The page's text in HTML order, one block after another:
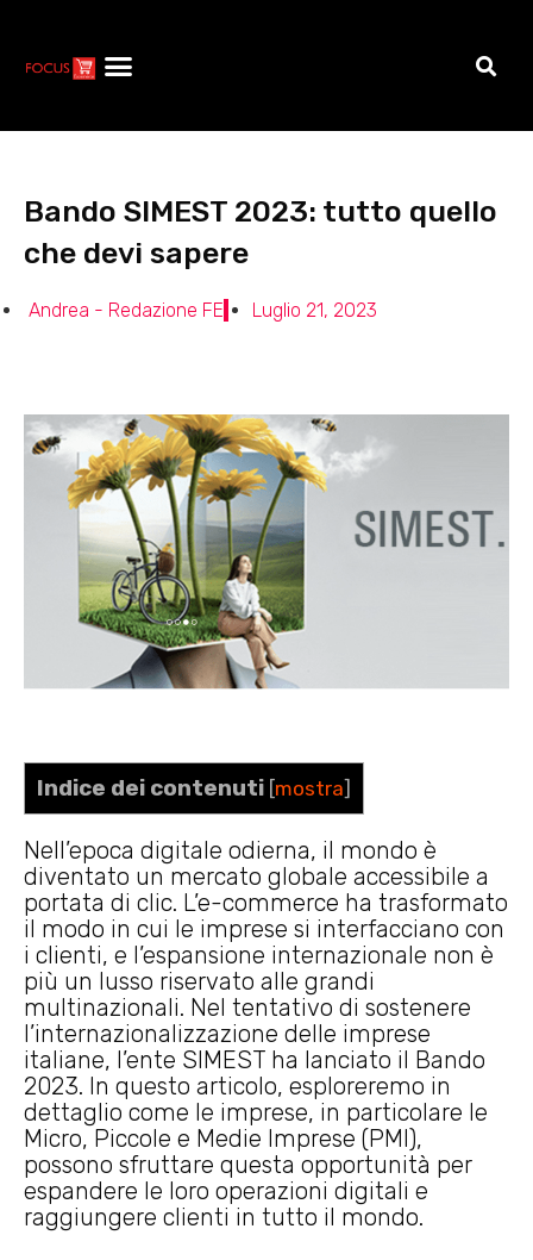
Bando SIMEST 2023: tutto quello
che devi sapere
Andrea - Redazione FE Luglio 21, 2023
Indice dei contenuti [mostra]
Nell’epoca digitale odierna, il mondo è
diventato un mercato globale accessibile a
portata di clic. L’e-commerce ha trasformato
il modo in cui le imprese si interfacciano con
i clienti, e l’espansione internazionale non è
più un lusso riservato alle grandi
multinazionali. Nel tentativo di sostenere
l’internazionalizzazione delle imprese
italiane, l’ente SIMEST ha lanciato il Bando
2023. In questo articolo, esploreremo in
dettaglio come le imprese, in particolare le
Micro, Piccole e Medie Imprese (PMI),
possono sfruttare questa opportunità per
espandere le loro operazioni digitali e
raggiungere clienti in tutto il mondo.